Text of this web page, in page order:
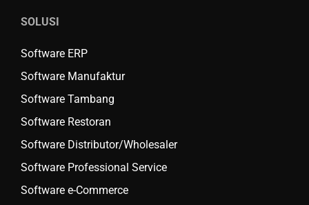
SOLUSI
Software ERP
Software Manufaktur
Software Tambang
Software Restoran
Software Distributor/Wholesaler
Software Professional Service
Software e-Commerce